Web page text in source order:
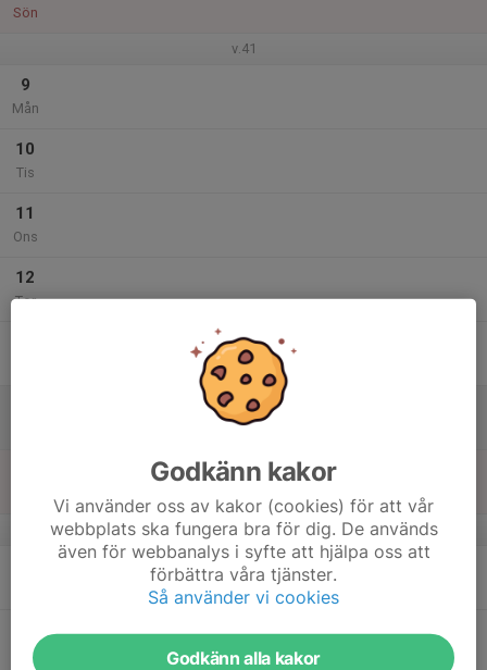
Sön
v.41
9
Mån
10
Tis
11
Ons
12
Tor
v.42
Tis
Godkänn kakor
Vi använder oss av kakor (cookies) för att vår
webbplats ska fungera bra för dig. De används
även för webbanalys i syfte att hjälpa oss att
förbättra våra tjänster.
Så använder vi cookies
Godkänn alla kakor